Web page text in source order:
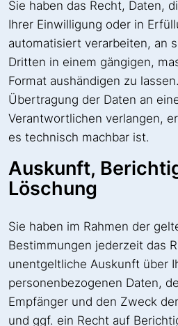
Sie haben das Recht, Daten,
Ihrer Einwilligung oder in
automatisiert verarbeiten, an
Dritten in einem gängigen,
Format aushändigen zu
Übertragung der Daten an
Verantwortlichen verlangen,
es technisch machbar ist.
Auskunft,
Löschung
Sie haben im Rahmen der
Bestimmungen jederzeit das
unentgeltliche Auskunft über
personenbezogenen Daten,
Empfänger und den Zweck
und ggf. ein Recht auf